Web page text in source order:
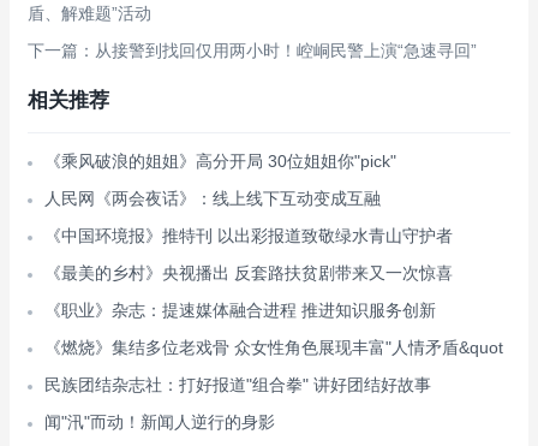
盾、解难题”活动
下一篇：从接警到找回仅用两小时！崆峒民警上演“急速寻回”
相关推荐
《乘风破浪的姐姐》高分开局 30位姐姐你"pick"
人民网《两会夜话》：线上线下互动变成互融
《中国环境报》推特刊 以出彩报道致敬绿水青山守护者
《最美的乡村》央视播出 反套路扶贫剧带来又一次惊喜
《职业》杂志：提速媒体融合进程 推进知识服务创新
《燃烧》集结多位老戏骨 众女性角色展现丰富"人情矛盾&quot
民族团结杂志社：打好报道"组合拳" 讲好团结好故事
闻"汛"而动！新闻人逆行的身影